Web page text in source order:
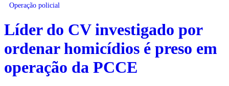
Operação policial
Líder do CV investigado por
ordenar homicídios é preso em
operação da PCCE